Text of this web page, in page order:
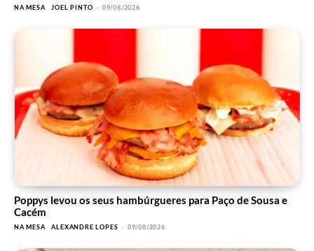
NA MESA JOEL PINTO - 09/08/2026
Poppys levou os seus hambúrgueres para Paço de Sousa e
Cacém
NA MESA ALEXANDRE LOPES - 09/08/2026